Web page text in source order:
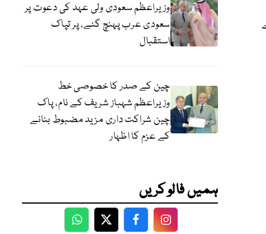
وزیراعظم سعودی ولی عہد کی دعوت پر
سعودی عرب پہنچ گئے، پر تپاک
استقبال
چین کے صدر کا خصوصی خط
وزیراعظم شہباز شریف کے نام، پاک
چین شراکت داری مزید مضبوط بنانے
کے عزم کا اظہار
ہمیں فالو کریں
WhatsApp
TwitterFacebookFacebook